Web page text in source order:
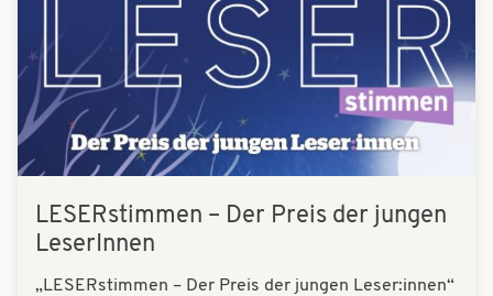
LESERstimmen – Der Preis der jungen
LeserInnen
„LESERstimmen – Der Preis der jungen Leser:innen“